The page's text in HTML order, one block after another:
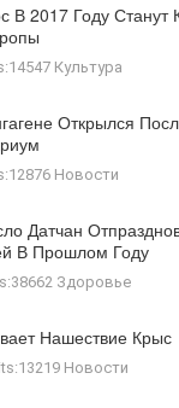
2017 Году Станут
Культура
Открылся
Новости
Датчан
В Прошлом Году
Здоровье
Нашествие Крыс
Новости